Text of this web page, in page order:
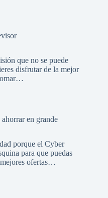
que no se puede
disfrutar de la mejor
en grande
porque el Cyber
para que puedas
ofertas…